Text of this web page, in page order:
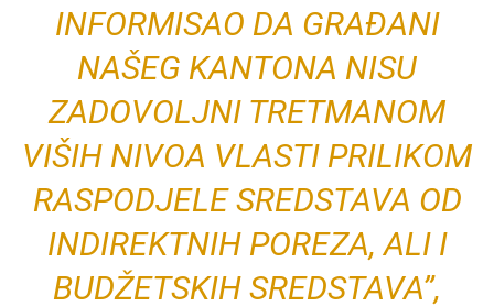
INFORMISAO DA GRAĐANI
NAŠEG KANTONA NISU
ZADOVOLJNI TRETMANOM
VIŠIH NIVOA VLASTI PRILIKOM
RASPODJELE SREDSTAVA OD
INDIREKTNIH POREZA, ALI I
BUDŽETSKIH SREDSTAVA”,